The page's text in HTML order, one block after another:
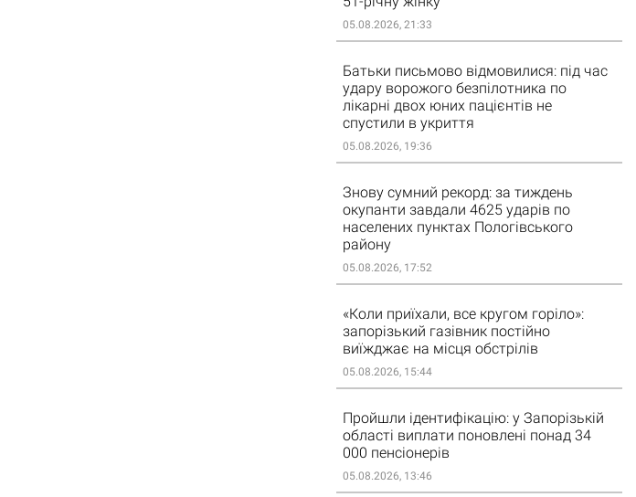
05.08.2026, 21:33
Батьки письмово відмовилися: під час
удару ворожого безпілотника по
лікарні двох юних пацієнтів не
спустили в укриття
05.08.2026, 19:36
Знову сумний рекорд: за тиждень
окупанти завдали 4625 ударів по
населених пунктах Пологівського
району
05.08.2026, 17:52
«Коли приїхали, все кругом горіло»:
запорізький газівник постійно
виїжджає на місця обстрілів
05.08.2026, 15:44
Пройшли ідентифікацію: у Запорізькій
області виплати поновлені понад 34
000 пенсіонерів
05.08.2026, 13:46